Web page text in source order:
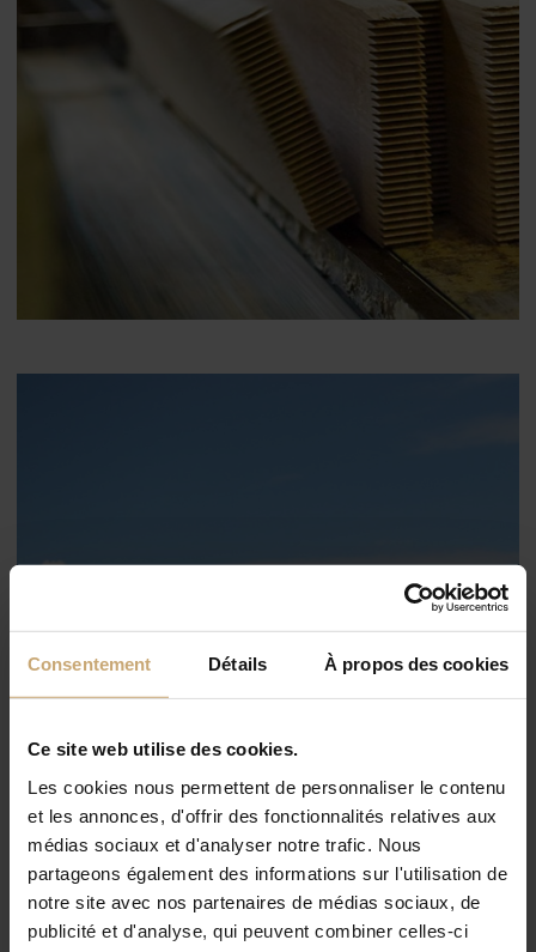
Consentement Détails À propos des cookies
Ce site web utilise des cookies.
Les cookies nous permettent de personnaliser le contenu
et les annonces, d'offrir des fonctionnalités relatives aux
médias sociaux et d'analyser notre trafic. Nous
partageons également des informations sur l'utilisation de
notre site avec nos partenaires de médias sociaux, de
publicité et d'analyse, qui peuvent combiner celles-ci